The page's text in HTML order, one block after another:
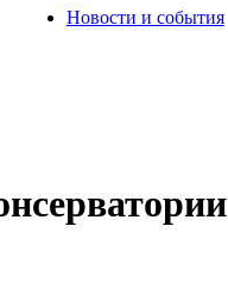
Новости и события